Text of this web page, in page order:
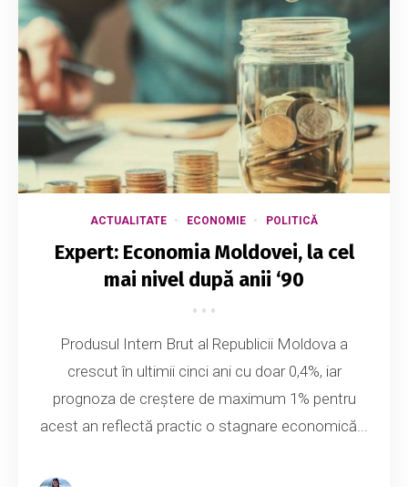
ACTUALITATE ECONOMIE POLITICĂ
Expert: Economia Moldovei, la cel
mai nivel după anii ‘90
Produsul Intern Brut al Republicii Moldova a
crescut în ultimii cinci ani cu doar 0,4%, iar
prognoza de creștere de maximum 1% pentru
acest an reflectă practic o stagnare economică...